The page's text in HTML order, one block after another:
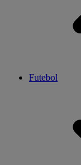
Futebol